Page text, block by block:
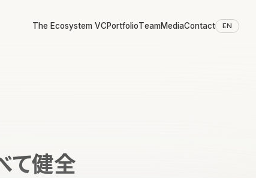
The Ecosystem VCPortfolioTeamMediaContact EN
て健全